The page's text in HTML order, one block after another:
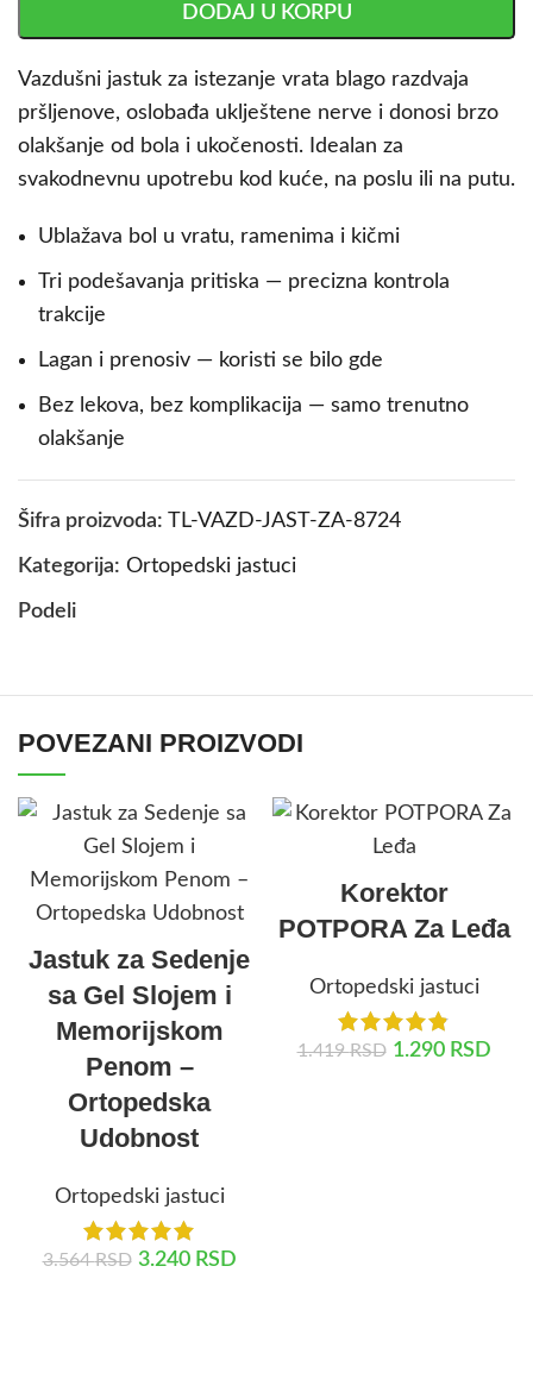
DODAJ U KORPU
Vazdušni jastuk za istezanje vrata blago razdvaja
pršljenove, oslobađa uklještene nerve i donosi brzo
olakšanje od bola i ukočenosti. Idealan za
svakodnevnu upotrebu kod kuće, na poslu ili na putu.
Ublažava bol u vratu, ramenima i kičmi
Tri podešavanja pritiska — precizna kontrola
trakcije
Lagan i prenosiv — koristi se bilo gde
Bez lekova, bez komplikacija — samo trenutno
olakšanje
Šifra proizvoda: TL-VAZD-JAST-ZA-8724
Kategorija: Ortopedski jastuci
Podeli
POVEZANI PROIZVODI
Jastuk za Sedenje
sa Gel Slojem i
Memorijskom
Penom –
Ortopedska
Udobnost
Ortopedski jastuci
3.564RSD 3.240 RSD
Korektor
POTPORA Za Leđa
Ortopedski jastuci
1.419RSD 1.290 RSD